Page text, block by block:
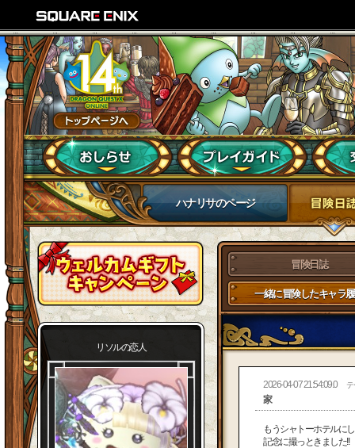
ハナリサのページ
リソルの恋人
冒険日誌
一緒に冒険したキャラ
2026-04-07 21:54:09.0 テ
家
もうシャトーホテルに
記念に撮っときました!!